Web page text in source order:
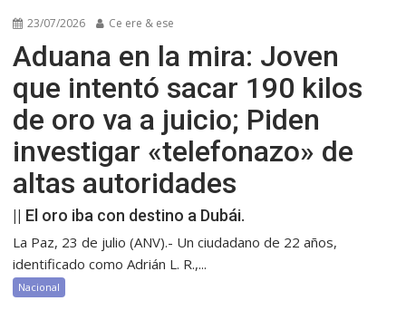
23/07/2026 Ce ere & ese
Aduana en la mira: Joven
que intentó sacar 190 kilos
de oro va a juicio; Piden
investigar «telefonazo» de
altas autoridades
|| El oro iba con destino a Dubái.
La Paz, 23 de julio (ANV).- Un ciudadano de 22 años,
identificado como Adrián L. R.,...
Nacional